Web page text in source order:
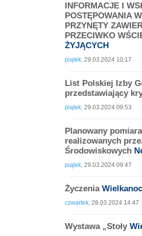
INFORMACJE I
POSTĘPOWANIA
PRZYNĘTY
PRZECIWKO
ŻYJĄCYCH
piątek, 29.03.2024 10:17
List Polskiej Izby
przedstawiający
piątek, 29.03.2024 09:53
Planowany
realizowanych
Środowiskowych
piątek, 29.03.2024 09:47
Życzenia
czwartek, 28.03.2024 14:47
Wystawa „Stoły